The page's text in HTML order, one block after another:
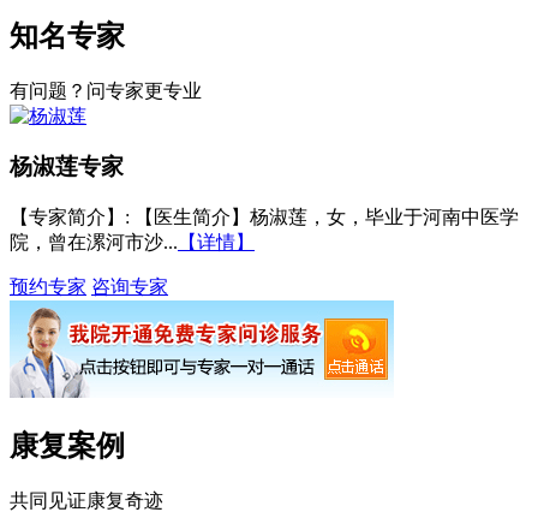
知名专家
有问题？问专家更专业
杨淑莲专家
【专家简介】 : 【医生简介】杨淑莲，女，毕业于河南中医学
院，曾在漯河市沙... 【详情】
预约专家 咨询专家
康复案例
共同见证康复奇迹